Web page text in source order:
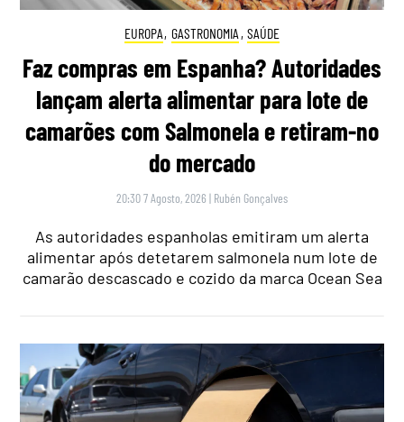
EUROPA, GASTRONOMIA , SAÚDE
Faz compras em Espanha? Autoridades
lançam alerta alimentar para lote de
camarões com Salmonela e retiram-no
do mercado
20:30 7 Agosto, 2026 | Rubén Gonçalves
As autoridades espanholas emitiram um alerta
alimentar após detetarem salmonela num lote de
camarão descascado e cozido da marca Ocean Sea